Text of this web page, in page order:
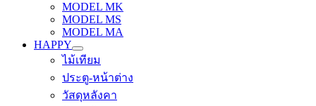
MODEL MK
MODEL MS
MODEL MA
HAPPY
ไม้เทียม
ประตู-หน้าต่าง
วัสดุหลังคา